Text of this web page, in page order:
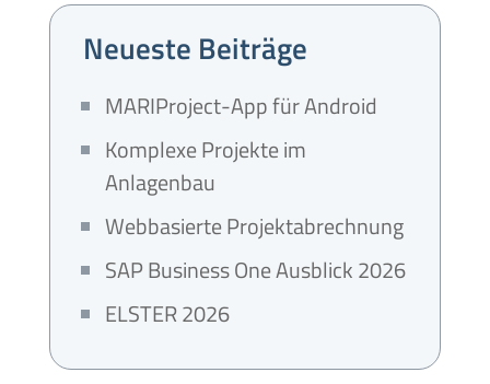
Neueste Beiträge
MARIProject-App für Android
Komplexe Projekte im
Anlagenbau
Webbasierte Projektabrechnung
SAP Business One Ausblick 2026
ELSTER 2026